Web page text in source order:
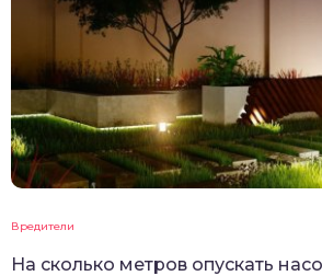
Вредители
На сколько метров опускать